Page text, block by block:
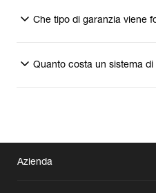
Che tipo di garanzia viene
Quanto costa un sistema
Azienda